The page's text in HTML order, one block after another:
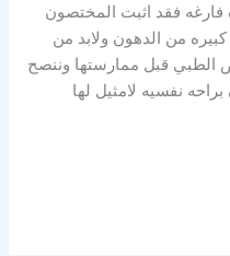
فارغه فقد اثبت المختصون
من الدهون ولابد من
الطبي قبل ممارستها وننصح
نفسيه لامثيل لها